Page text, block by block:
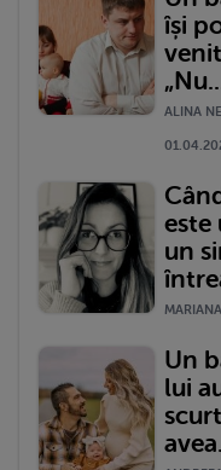
își
ALINA
este
un
Un
lui